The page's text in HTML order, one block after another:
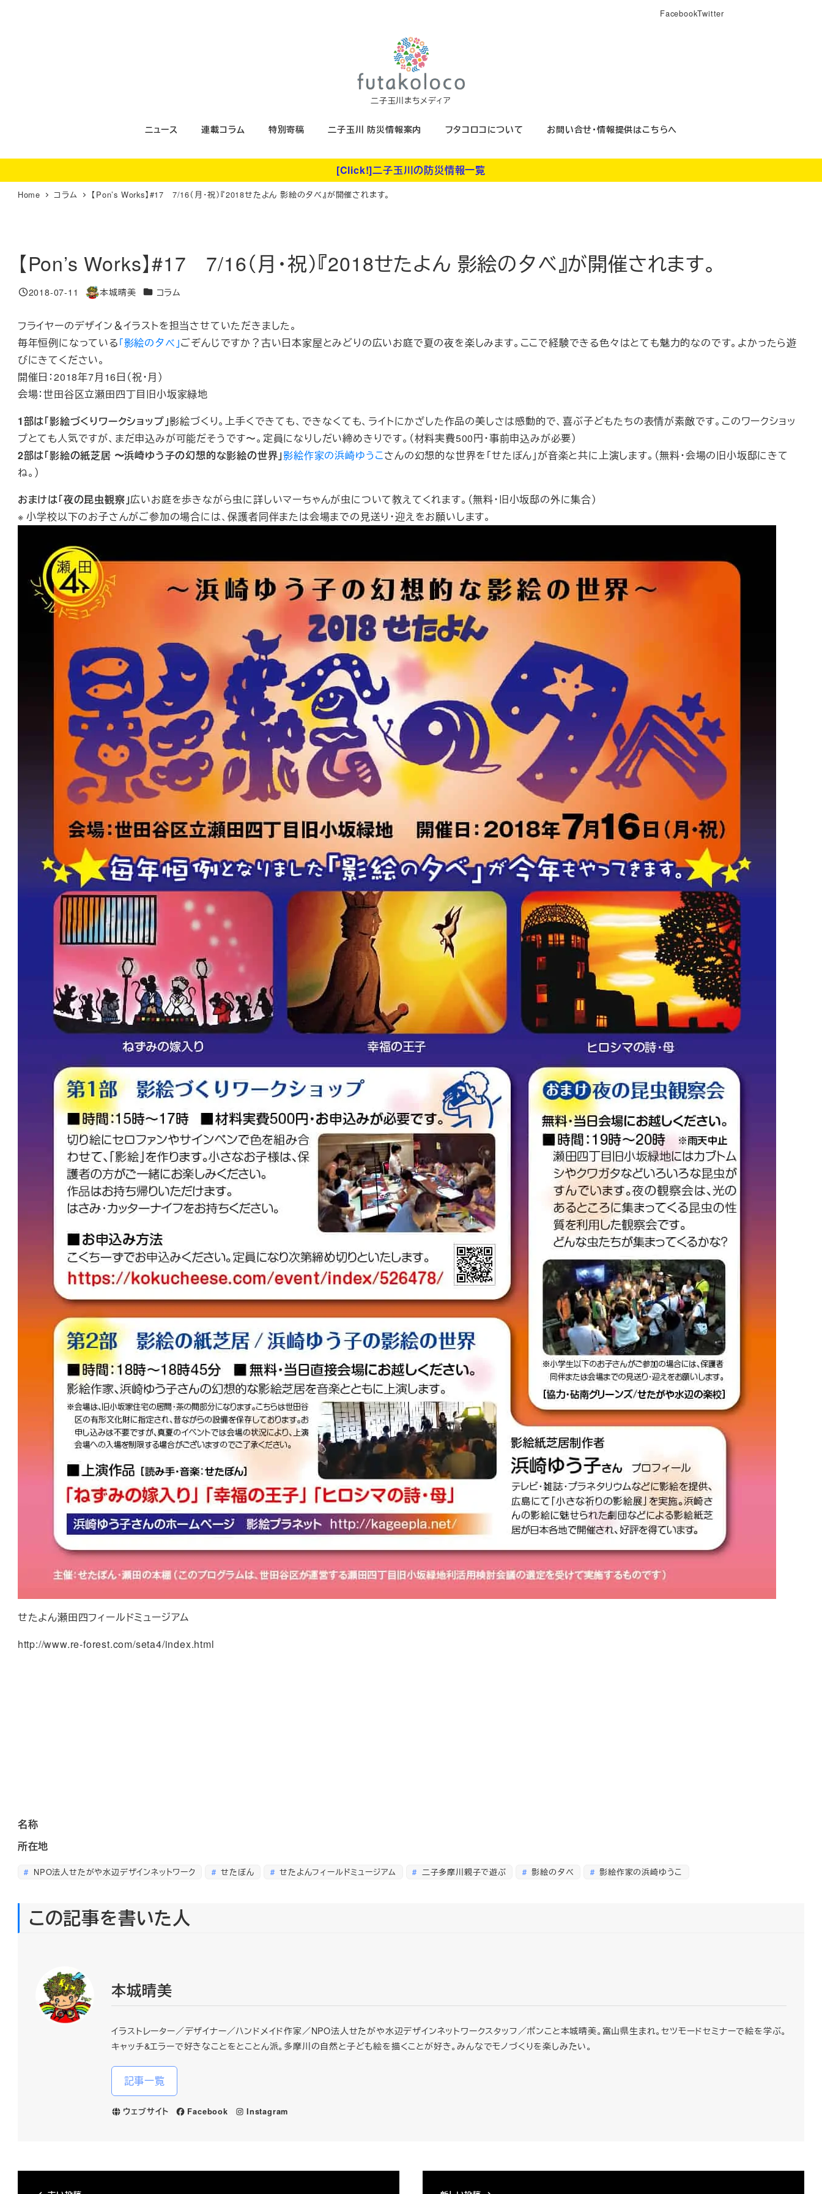
移
動
FacebookTwitter
二子玉川まちメディア
ニュース 連載コラム 特別寄稿 二子玉川 防災情報案内 フタコロコについて お問い合せ・情報提供はこちらへ
[Click!]二子玉川の防災情報一覧
Home コラム 【Pon’s Works】#17 7/16（月・祝）『2018せたよん 影絵の夕べ』が開催されます。
【Pon’s Works】#17 7/16（月・祝）『2018せたよん 影絵の夕べ』が開催されます。
投稿日
2018-07-11
著
本城晴美 カテゴリー
コラム
フライヤーのデザイン＆イラストを担当させていただきました。
毎年恒例になっている「影絵の夕べ」ごぞんじですか？古い日本家屋とみどりの広いお庭で夏の夜を楽しみます。ここで経験できる色々はとても魅力的なのです。よかったら遊
びにきてください。
開催日：2018年7月16日（祝・月）
会場：世田谷区立瀬田四丁目旧小坂家緑地
1部は「影絵づくりワークショップ」影絵づくり。上手くできても、できなくても、ライトにかざした作品の美しさは感動的で、喜ぶ子どもたちの表情が素敵です。このワークショッ
プとても人気ですが、まだ申込みが可能だそうです〜。定員になりしだい締めきりです。（材料実費500円・事前申込みが必要）
2部は「影絵の紙芝居 〜浜崎ゆう子の幻想的な影絵の世界」影絵作家の浜崎ゆうこさんの幻想的な世界を「せたぼん」が音楽と共に上演します。（無料・会場の旧小坂邸にきて
ね。）
おまけは「夜の昆虫観察」広いお庭を歩きながら虫に詳しいマーちゃんが虫について教えてくれます。（無料・旧小坂邸の外に集合）
※ 小学校以下のお子さんがご参加の場合には、保護者同伴または会場までの見送り・迎えをお願いします。
せたよん瀬田四フィールドミュージアム
http://www.re-forest.com/seta4/index.html
名称
所在地
NPO法人せたがや水辺デザインネットワーク せたぼん せたよんフィールドミュージアム 二子多摩川親子で遊ぶ 影絵の夕べ 影絵作家の浜崎ゆうこ
この記事を書いた人
本城晴美
イラストレーター／デザイナー／ハンドメイド作家／NPO法人せたがや水辺デザインネットワークスタッフ／ポンこと本城晴美。富山県生まれ。セツモードセミナーで絵を学ぶ。
キャッチ&エラーで好きなことをとことん派。多摩川の自然と子ども絵を描くことが好き。みんなでモノづくりを楽しみたい。
記事一覧
ウェブサイト Facebook Instagram